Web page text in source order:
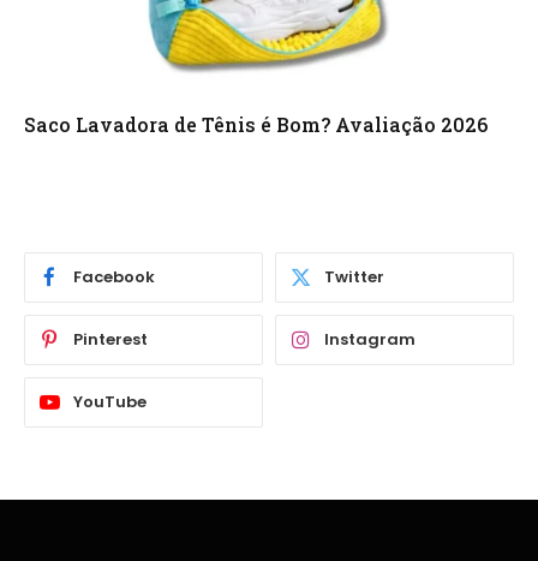
Saco Lavadora de Tênis é Bom? Avaliação 2026
Facebook Twitter
Pinterest Instagram
YouTube